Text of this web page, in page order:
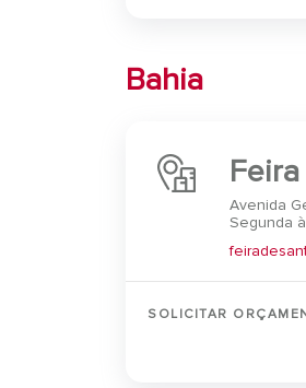
Bahia
Avenida
Segunda
SOLICITAR